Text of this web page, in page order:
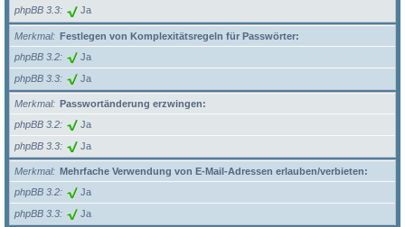
phpBB 3.3 Ja
Merkmal
Festlegen von Komplexitätsregeln für Passwörter:
phpBB 3.2
Ja
phpBB 3.3 Ja
Merkmal
Passwortänderung erzwingen:
phpBB 3.2
Ja
phpBB 3.3 Ja
Merkmal
Mehrfache Verwendung von E-Mail-Adressen erlauben/verbieten:
phpBB 3.2
Ja
phpBB 3.3 Ja